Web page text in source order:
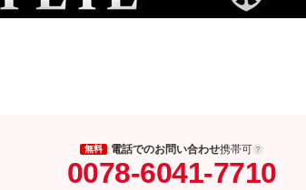
無料 電話でのお問い合わせ携帯可
0078-6041-7710